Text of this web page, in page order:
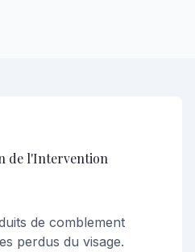
de l'Intervention
de comblement
perdus du visage.